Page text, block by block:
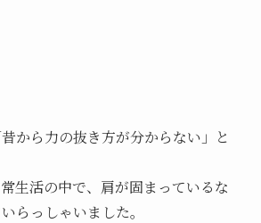
から力の抜き方が分からない」と
生活の中で、肩が固まっているな
らっしゃいました。